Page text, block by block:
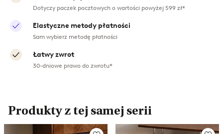
Dotyczy paczek pocztowych o wartości powyżej 599 zł*
Elastyczne metody płatności
Sam wybierz metodę płatności
Łatwy zwrot
30-dniowe prawo do zwrotu*
Produkty z tej samej serii